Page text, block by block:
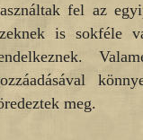
fel az
is sokféle
meg.